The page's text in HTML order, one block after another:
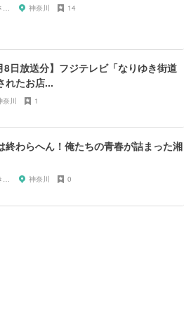
トーキョーさんぽ 神奈川 14
8日放送分】フジテレビ「なりゆき街道
れたお店...
奈川 1
終わらへん！俺たちの青春が詰まった湘
関西が好っきゃねん 神奈川 0